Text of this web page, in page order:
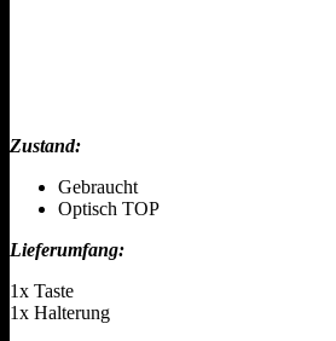
Zustand:
Gebraucht
Optisch TOP
Lieferumfang:
1x Taste
1x Halterung